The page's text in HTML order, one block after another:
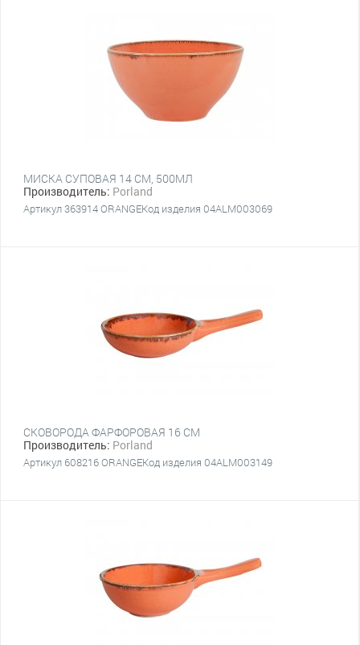
МИСКА СУПОВАЯ 14 СМ, 500МЛ
Производитель: Porland
Артикул 363914 ORANGEКод изделия 04ALM003069
СКОВОРОДА ФАРФОРОВАЯ 16 СМ
Производитель: Porland
Артикул 608216 ORANGEКод изделия 04ALM003149